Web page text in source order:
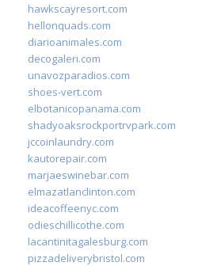
hawkscayresort.com
hellonquads.com
diarioanimales.com
decogaleri.com
unavozparadios.com
shoes-vert.com
elbotanicopanama.com
shadyoaksrockportrvpark.com
jccoinlaundry.com
kautorepair.com
marjaeswinebar.com
elmazatlanclinton.com
ideacoffeenyc.com
odieschillicothe.com
lacantinitagalesburg.com
pizzadeliverybristol.com